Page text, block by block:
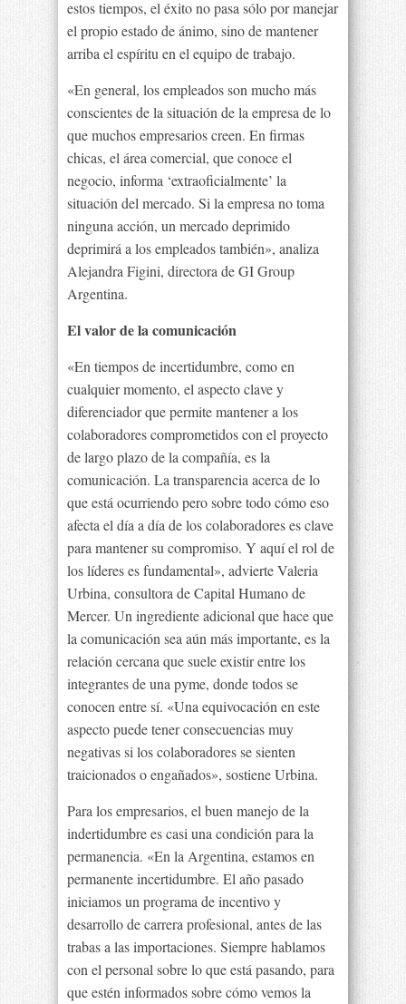
estos tiempos, el éxito no pasa sólo por manejar
el propio estado de ánimo, sino de mantener
arriba el espíritu en el equipo de trabajo.
«En general, los empleados son mucho más
conscientes de la situación de la empresa de lo
que muchos empresarios creen. En firmas
chicas, el área comercial, que conoce el
negocio, informa ‘extraoficialmente’ la
situación del mercado. Si la empresa no toma
ninguna acción, un mercado deprimido
deprimirá a los empleados también», analiza
Alejandra Figini, directora de GI Group
Argentina.
El valor de la comunicación
«En tiempos de incertidumbre, como en
cualquier momento, el aspecto clave y
diferenciador que permite mantener a los
colaboradores comprometidos con el proyecto
de largo plazo de la compañía, es la
comunicación. La transparencia acerca de lo
que está ocurriendo pero sobre todo cómo eso
afecta el día a día de los colaboradores es clave
para mantener su compromiso. Y aquí el rol de
los líderes es fundamental», advierte Valeria
Urbina, consultora de Capital Humano de
Mercer. Un ingrediente adicional que hace que
la comunicación sea aún más importante, es la
relación cercana que suele existir entre los
integrantes de una pyme, donde todos se
conocen entre sí. «Una equivocación en este
aspecto puede tener consecuencias muy
negativas si los colaboradores se sienten
traicionados o engañados», sostiene Urbina.
Para los empresarios, el buen manejo de la
indertidumbre es casi una condición para la
permanencia. «En la Argentina, estamos en
permanente incertidumbre. El año pasado
iniciamos un programa de incentivo y
desarrollo de carrera profesional, antes de las
trabas a las importaciones. Siempre hablamos
con el personal sobre lo que está pasando, para
que estén informados sobre cómo vemos la